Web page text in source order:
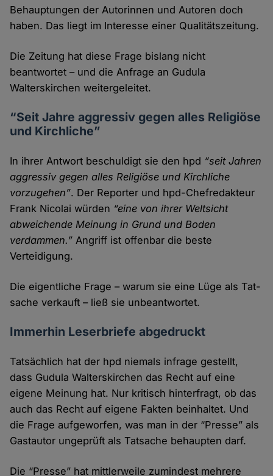
Behauptungen der Autorinnen und Autoren doch
haben. Das liegt im Interesse einer Qualitäts­zeitung.
Die Zeitung hat diese Frage bislang nicht
beantwortet – und die Anfrage an Gudula
Walterskirchen weitergeleitet.
“Seit Jahre aggressiv gegen alles Religiöse
und Kirchliche”
In ihrer Antwort beschuldigt sie den hpd “seit Jahren
aggressiv gegen alles Religiöse und Kirchliche
vorzu­gehen”. Der Reporter und hpd-Chef­redakteur
Frank Nicolai würden “eine von ihrer Welt­sicht
abweichende Meinung in Grund und Boden
verdammen.” Angriff ist offenbar die beste
Verteidigung.
Die eigentliche Frage – warum sie eine Lüge als Tat­
sache verkauft – ließ sie unbeantwortet.
Immerhin Leserbriefe abgedruckt
Tatsächlich hat der hpd niemals infrage gestellt,
dass Gudula Walterskirchen das Recht auf eine
eigene Meinung hat. Nur kritisch hinter­fragt, ob das
auch das Recht auf eigene Fakten beinhaltet. Und
die Frage aufge­worfen, was man in der “Presse” als
Gast­autor ungeprüft als Tatsache behaupten darf.
Die “Presse” hat mittler­weile zumindest mehrere